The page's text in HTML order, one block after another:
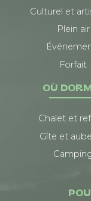
Culturel et
Plein air
Forfait
OÙ
Chalet et
Gîte et